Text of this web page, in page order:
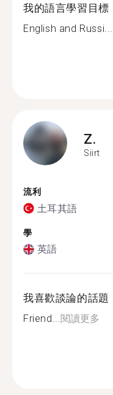
我的語言學習目標
English and Russi...
Z.
Siirt
流利
土耳其語
學
英語
我喜歡談論的話題
Friend...閱讀更多